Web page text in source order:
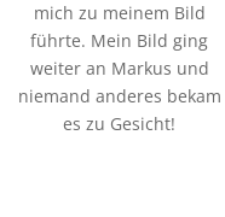
mich zu meinem Bild
führte. Mein Bild ging
weiter an Markus und
niemand anderes bekam
es zu Gesicht!